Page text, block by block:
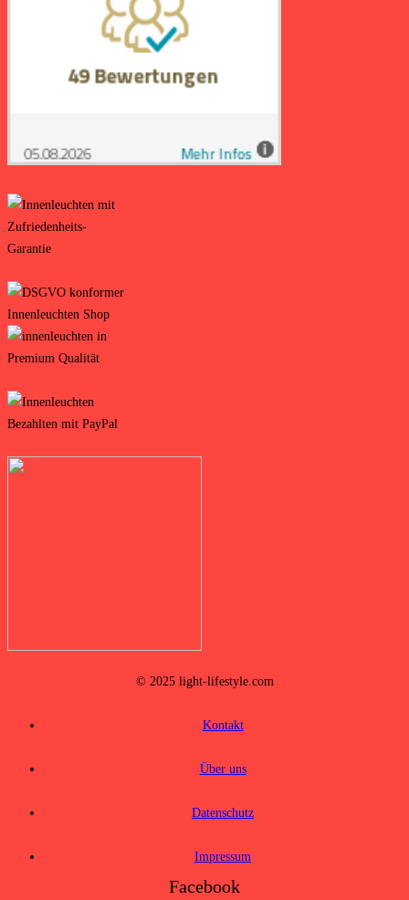
© 2025 light-lifestyle.com
Kontakt
Über uns
Datenschutz
Impressum
Facebook